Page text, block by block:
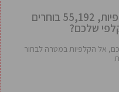
לוד הולכת (שוב) להצביע | 92 קלפיות, 55,192 בוחרים
שלכם?
אל הקלפיות במטרה לבחור